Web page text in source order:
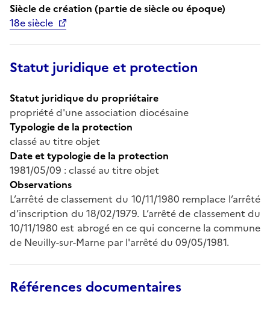
Siècle de création (partie de siècle ou époque)
18e siècle
Statut juridique et protection
Statut juridique du propriétaire
propriété d'une association diocésaine
Typologie de la protection
classé au titre objet
Date et typologie de la protection
1981/05/09 : classé au titre objet
Observations
L’arrêté de classement du 10/11/1980 remplace l’arrêté
d’inscription du 18/02/1979. L’arrêté de classement du
10/11/1980 est abrogé en ce qui concerne la commune
de Neuilly-sur-Marne par l'arrêté du 09/05/1981.
Références documentaires